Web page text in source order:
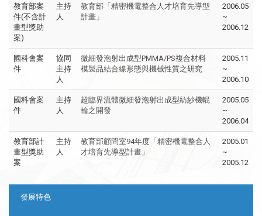
教育部案
件(不含計
畫型獎助
案)
主持
人
教育部「精密機電整合人才培育先導型
計畫」
2006.05
~
2006.12
國科會案
件
協同
主持
人
微細發泡射出成型PMMA/PS複合材料
模製品結合線形態與機械性質之研究
2005.11
~
2006.10
國科會案
件
主持
人
超臨界流體微細發泡射出成型紡紗機輥
輪之開發
2005.05
~
2006.04
教育部計
畫型獎助
案
主持
人
教育部顧問室94年度「精密機電整合人
才培育先導型計畫」
2005.01
~
2005.12
發展特色